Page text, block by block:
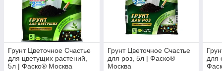
Грунт Цветочное Счастье
для цветущих растений,
5л | Фаско® Москва
Грунт Цветочное Счастье
для роз, 5л | Фаско®
Москва
для